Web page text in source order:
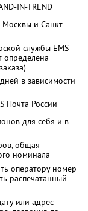
IN-TREND
Москвы и Санкт-
службы EMS
определена
в зависимости
Почта России
для себя и в
общая
номинала
оператору номер
распечатанный
или адрес